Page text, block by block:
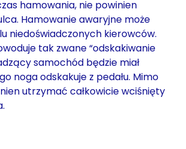
hamowania, nie powinien
Hamowanie awaryjne może
niedoświadczonych kierowców.
tak zwane “odskakiwanie
samochód będzie miał
noga odskakuje z pedału. Mimo
utrzymać całkowicie wciśnięty